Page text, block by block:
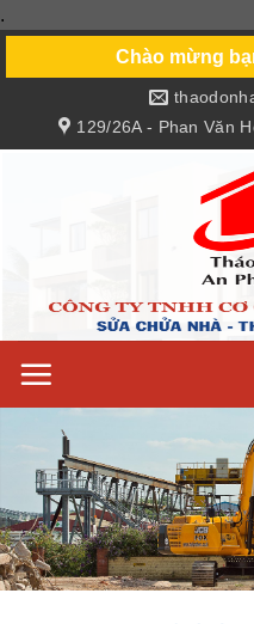
.
content
Chào mừng
129/26A - Phan Văn